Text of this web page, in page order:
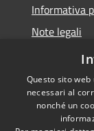
Informativa
Note legali
Questo sito
necessari al
nonché un